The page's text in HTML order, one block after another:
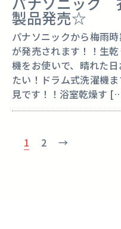
製品発売☆
パナソニックから梅雨
が発売されます！！生
機をお使いで、晴れた
たい！ドラム式洗濯機
見です！！浴室乾燥す
1 2 →